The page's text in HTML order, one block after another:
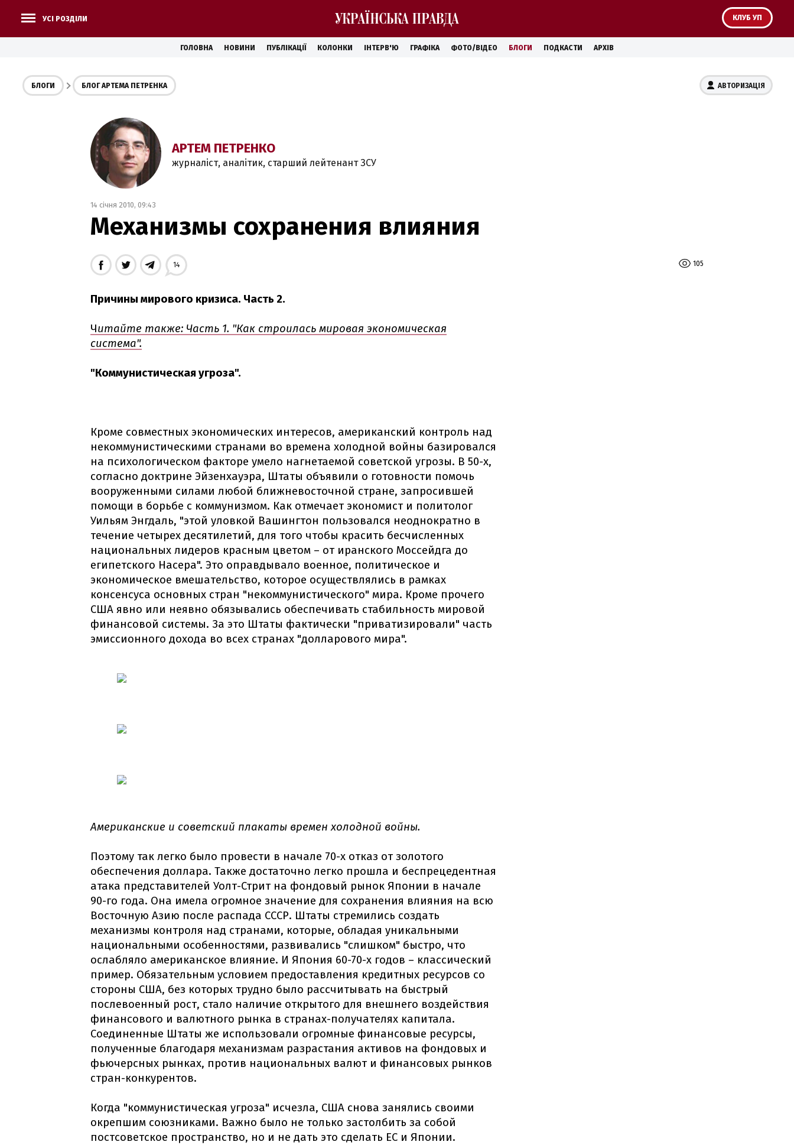
УСІ РОЗДІЛИ КЛУБ УП
ГОЛОВНА НОВИНИ ПУБЛІКАЦІЇ КОЛОНКИ ІНТЕРВ'Ю ГРАФІКА ФОТО/ВІДЕО БЛОГИ ПОДКАСТИ АРХІВ
АВТОРИЗАЦІЯ
БЛОГИ БЛОГ АРТЕМА ПЕТРЕНКА
АРТЕМ ПЕТРЕНКО
журналіст, аналітик, старший лейтенант ЗСУ
14 січня 2010, 09:43
Механизмы сохранения влияния
105
14
Причины мирового кризиса. Часть 2.
Читайте также: Часть 1. "Как строилась мировая экономическая
система".
"Коммунистическая угроза".
Кроме совместных экономических интересов, американский контроль над
некоммунистическими странами во времена холодной войны базировался
на психологическом факторе умело нагнетаемой советской угрозы. В 50-х,
согласно доктрине Эйзенхауэра, Штаты объявили о готовности помочь
вооруженными силами любой ближневосточной стране, запросившей
помощи в борьбе с коммунизмом. Как отмечает экономист и политолог
Уильям Энгдаль, "этой уловкой Вашингтон пользовался неоднократно в
течение четырех десятилетий, для того чтобы красить бесчисленных
национальных лидеров красным цветом – от иранского Моссейдга до
египетского Насера". Это оправдывало военное, политическое и
экономическое вмешательство, которое осуществлялись в рамках
консенсуса основных стран "некоммунистического" мира. Кроме прочего
США явно или неявно обязывались обеспечивать стабильность мировой
финансовой системы. За это Штаты фактически "приватизировали" часть
эмиссионного дохода во всех странах "долларового мира".
Американские и советский плакаты времен холодной войны.
Поэтому так легко было провести в начале 70-х отказ от золотого
обеспечения доллара. Также достаточно легко прошла и беспрецедентная
атака представителей Уолт-Стрит на фондовый рынок Японии в начале
90-го года. Она имела огромное значение для сохранения влияния на всю
Восточную Азию после распада СССР. Штаты стремились создать
механизмы контроля над странами, которые, обладая уникальными
национальными особенностями, развивались "слишком" быстро, что
ослабляло американское влияние. И Япония 60-70-х годов – классический
пример. Обязательным условием предоставления кредитных ресурсов со
стороны США, без которых трудно было рассчитывать на быстрый
послевоенный рост, стало наличие открытого для внешнего воздействия
финансового и валютного рынка в странах-получателях капитала.
Соединенные Штаты же использовали огромные финансовые ресурсы,
полученные благодаря механизмам разрастания активов на фондовых и
фьючерсных рынках, против национальных валют и финансовых рынков
стран-конкурентов.
Когда "коммунистическая угроза" исчезла, США снова занялись своими
окрепшим союзниками. Важно было не только застолбить за собой
постсоветское пространство, но и не дать это сделать ЕС и Японии.